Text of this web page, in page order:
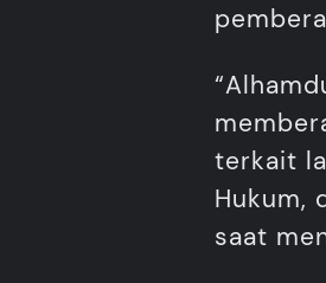
terkait
Hukum,
saat